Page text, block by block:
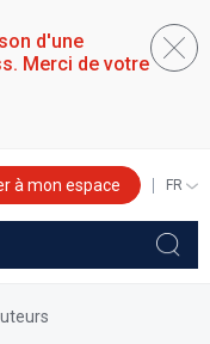
d'une
Merci de votre
à mon espace
YOUR